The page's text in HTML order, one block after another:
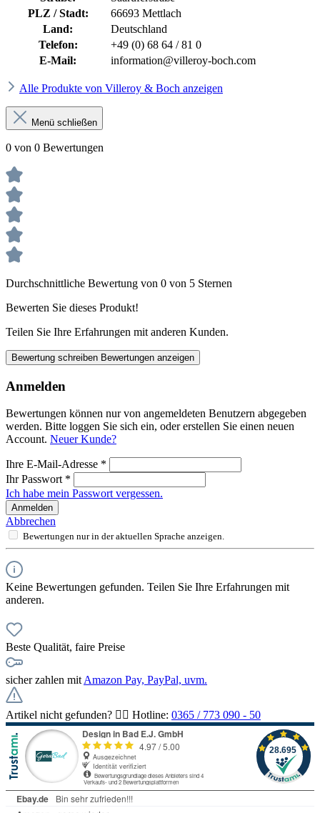
PLZ / Stadt:
66693 Mettlach
Land:
Deutschland
Telefon:
+49 (0) 68 64 / 81 0
E-Mail:
information@villeroy-boch.com
Alle Produkte von Villeroy & Boch anzeigen
Menü schließen
0 von 0 Bewertungen
Durchschnittliche Bewertung von 0 von 5 Sternen
Bewerten Sie dieses Produkt!
Teilen Sie Ihre Erfahrungen mit anderen Kunden.
Bewertung schreiben Bewertungen anzeigen
Anmelden
Bewertungen können nur von angemeldeten Benutzern abgegeben
werden. Bitte loggen Sie sich ein, oder erstellen Sie einen neuen
Account. Neuer Kunde?
Ihre E-Mail-Adresse *
Ihr Passwort *
Ich habe mein Passwort vergessen.
Anmelden
Abbrechen
Bewertungen nur in der aktuellen Sprache anzeigen.
Keine Bewertungen gefunden. Teilen Sie Ihre Erfahrungen mit
anderen.
Beste Qualität, faire Preise
sicher zahlen mit Amazon Pay, PayPal, uvm.
Artikel nicht gefunden? 👉🏻 Hotline: 0365 / 773 090 - 50